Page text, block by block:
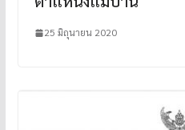
25 มิถุนายน 2020